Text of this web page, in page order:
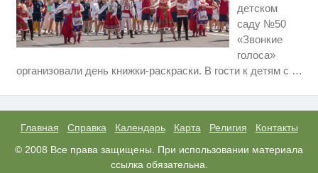
детском
саду №50
«Звонкие
голоса»
организовали день книжки-раскраски. В гости к детям с …
Главная Справка Календарь Карта Религия
Контакты
© 2008 Все права защищены. При использовании материала
ссылка обязательна.
а смеяться вы будете долго
i
Ржу не переставая, это видео
пересмотришь не раз